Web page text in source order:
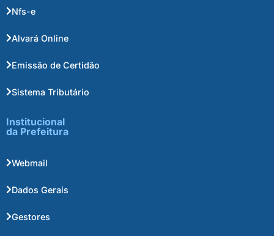
Nfs-e
Alvará Online
Emissão de Certidão
Sistema Tributário
Institucional
da Prefeitura
Webmail
Dados Gerais
Gestores